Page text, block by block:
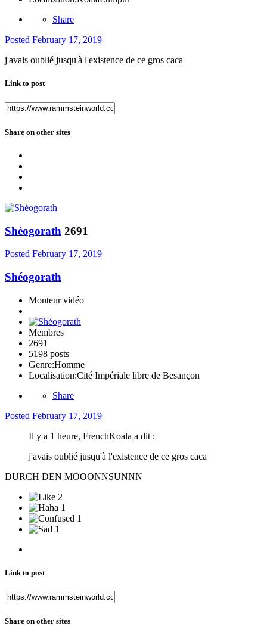
Share
Posted February 17, 2019
j'avais oublié jusqu'à l'existence de ce gros caca
Link to post
Share on other sites
Shéogorath 2691
Posted February 17, 2019
Shéogorath
Monteur vidéo
Membres
2691
5198 posts
Genre:Homme
Localisation:Cité Impériale libre de Besançon
Share
Posted February 17, 2019
Il y a 1 heure, FrenchKoala a dit :
j'avais oublié jusqu'à l'existence de ce gros caca
DURCH DEN MOOONNSUNNN
2
1
1
1
Link to post
Share on other sites